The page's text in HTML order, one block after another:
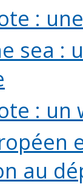
:
sea :
: un
au